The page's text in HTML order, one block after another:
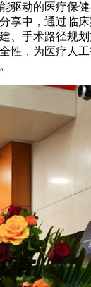
动的医疗保健
享中，通过临
、手术路径规划
性，为医疗人